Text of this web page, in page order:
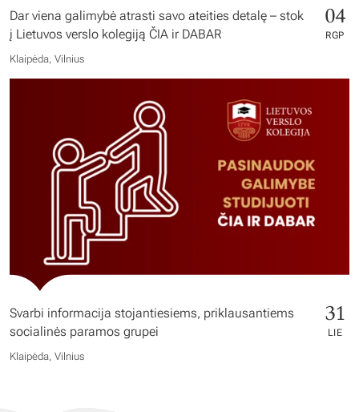
Dar viena galimybė atrasti savo ateities detalę – stok
į Lietuvos verslo kolegiją ČIA ir DABAR
04
RGP
Klaipėda, Vilnius
Svarbi informacija stojantiesiems, priklausantiems
socialinės paramos grupei
31
LIE
Klaipėda, Vilnius